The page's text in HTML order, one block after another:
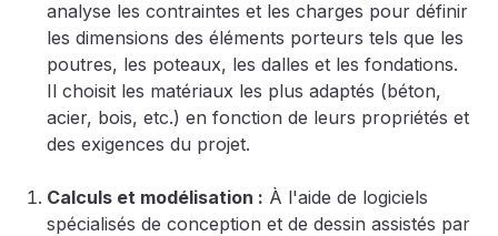
analyse les contraintes et les charges pour définir
les dimensions des éléments porteurs tels que les
poutres, les poteaux, les dalles et les fondations.
Il choisit les matériaux les plus adaptés (béton,
acier, bois, etc.) en fonction de leurs propriétés et
des exigences du projet.
Calculs et modélisation : À l'aide de logiciels
spécialisés de conception et de dessin assistés par